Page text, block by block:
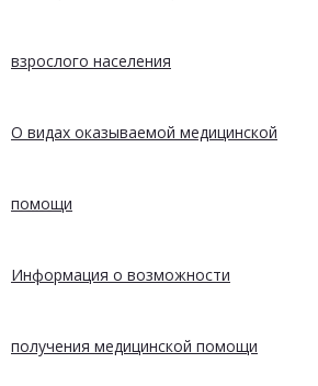
взрослого населения
О видах оказываемой медицинской
помощи
Информация о возможности
получения медицинской помощи